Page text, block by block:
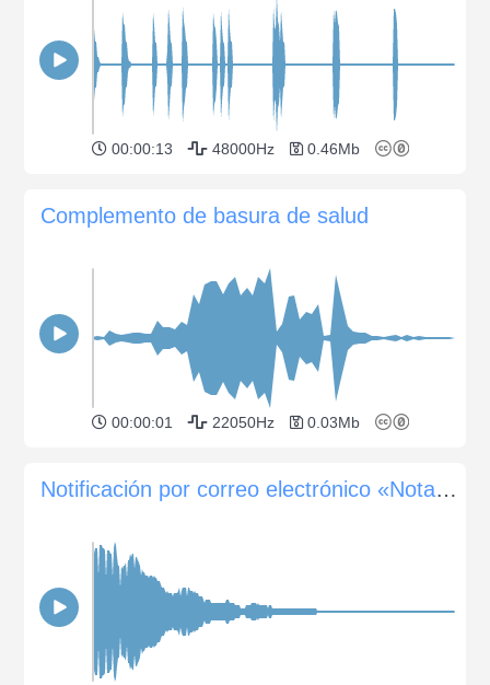
00:00:13 48000Hz 0.46Mb
Complemento de basura de salud
00:00:01 22050Hz 0.03Mb
Notificación por correo electrónico «Nota amable»